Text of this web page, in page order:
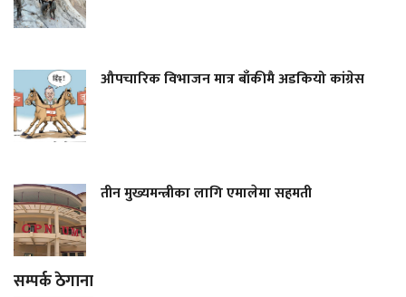
औपचारिक विभाजन मात्र बाँकीमै अडकियो कांग्रेस
तीन मुख्यमन्त्रीका लागि एमालेमा सहमती
सम्पर्क ठेगाना